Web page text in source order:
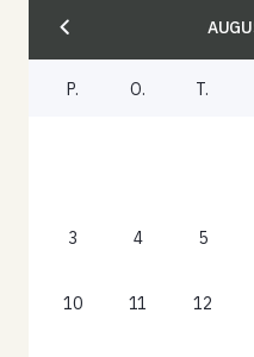
P. O. T.
3 4 5
10 11 12